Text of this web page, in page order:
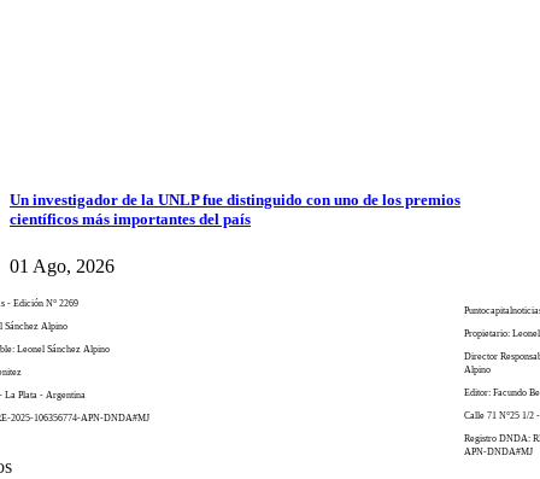
Un investigador de la UNLP fue distinguido con uno de los premios
científicos más importantes del país
01 Ago, 2026
- Edición N° 2269
Sánchez Alpino
Leonel Sánchez Alpino
La Plata - Argentina
2025-106356774-APN-DNDA#MJ
Propietario:
Director
Alpino
Editor: Facundo
Calle 71 N°25 1/2
Registro DNDA:
APN-DNDA#MJ